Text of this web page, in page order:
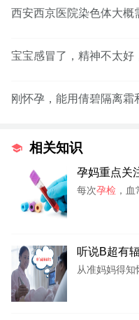
西安西京医院染色体大概
宝宝感冒了，精神不太好
刚怀孕，能用倩碧隔离霜
相关知识
孕妈重点关
每次孕检 ，
听说B超有
从准妈妈得知